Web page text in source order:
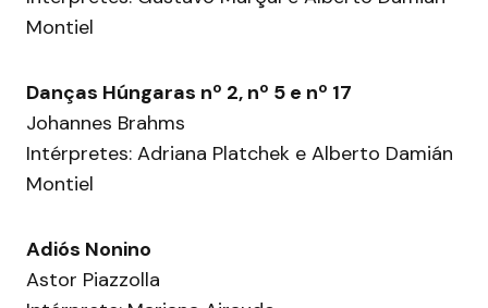
Montiel
Danças Húngaras nº 2, nº 5 e nº 17
Johannes Brahms
Intérpretes: Adriana Platchek e Alberto Damián
Montiel
Adiós Nonino
Astor Piazzolla